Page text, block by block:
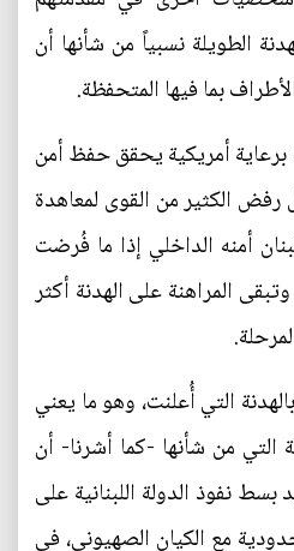
الطويلة نسبياً من شأنها أن
بما فيها المتحفظة.
برعاية أمريكية يحقق حفظ أمن
رفض الكثير من القوى لمعاهدة
أمنه الداخلي إذا ما فُرضت
المراهنة على الهدنة أكثر
التي أُعلنت، وهو ما يعني
التي من شأنها -كما أشرنا- أن
نفوذ الدولة اللبنانية على
مع الكيان الصهيوني، في